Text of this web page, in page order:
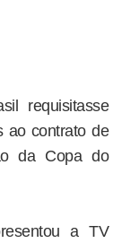
requisitasse
ao contrato de
da Copa do
a TV